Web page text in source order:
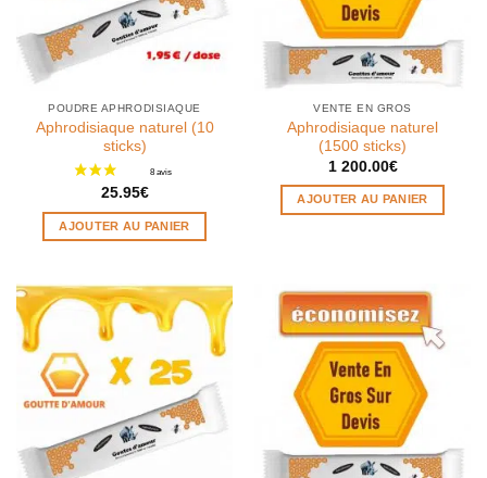
POUDRE APHRODISIAQUE
Aphrodisiaque naturel (10
sticks)
25.95€
AJOUTER AU PANIER
VENTE EN GROS
Aphrodisiaque naturel
(1500 sticks)
1 200.00€
AJOUTER AU PANIER